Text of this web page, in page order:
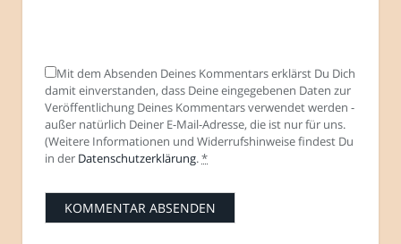
Mit dem Absenden Deines Kommentars erklärst Du Dich
damit einverstanden, dass Deine eingegebenen Daten zur
Veröffentlichung Deines Kommentars verwendet werden -
außer natürlich Deiner E-Mail-Adresse, die ist nur für uns.
(Weitere Informationen und Widerrufshinweise findest Du
in der Datenschutzerklärung.*